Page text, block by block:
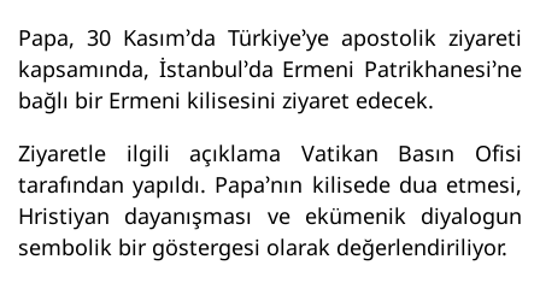
Papa, 30 Kasım’da Türkiye’ye apostolik ziyareti
kapsamında, İstanbul’da Ermeni Patrikhanesi’ne
bağlı bir Ermeni kilisesini ziyaret edecek.
Ziyaretle ilgili açıklama Vatikan Basın Ofisi
tarafından yapıldı. Papa’nın kilisede dua etmesi,
Hristiyan dayanışması ve ekümenik diyalogun
sembolik bir göstergesi olarak değerlendiriliyor.